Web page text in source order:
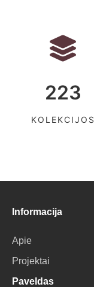
223
KOLEKCIJOS
Informacija
Apie
Projektai
Paveldas